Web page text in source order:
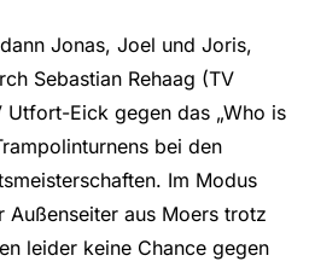
Jonas, Joel und Joris,
Sebastian Rehaag (TV
Eick gegen das „Who is
bei den
Im Modus
Außenseiter aus Moers trotz
leider keine Chance gegen